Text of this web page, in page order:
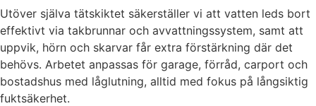
Utöver själva tätskiktet säkerställer vi att vatten leds bort
effektivt via takbrunnar och avvattningssystem, samt att
uppvik, hörn och skarvar får extra förstärkning där det
behövs. Arbetet anpassas för garage, förråd, carport och
bostadshus med låglutning, alltid med fokus på långsiktig
fuktsäkerhet.